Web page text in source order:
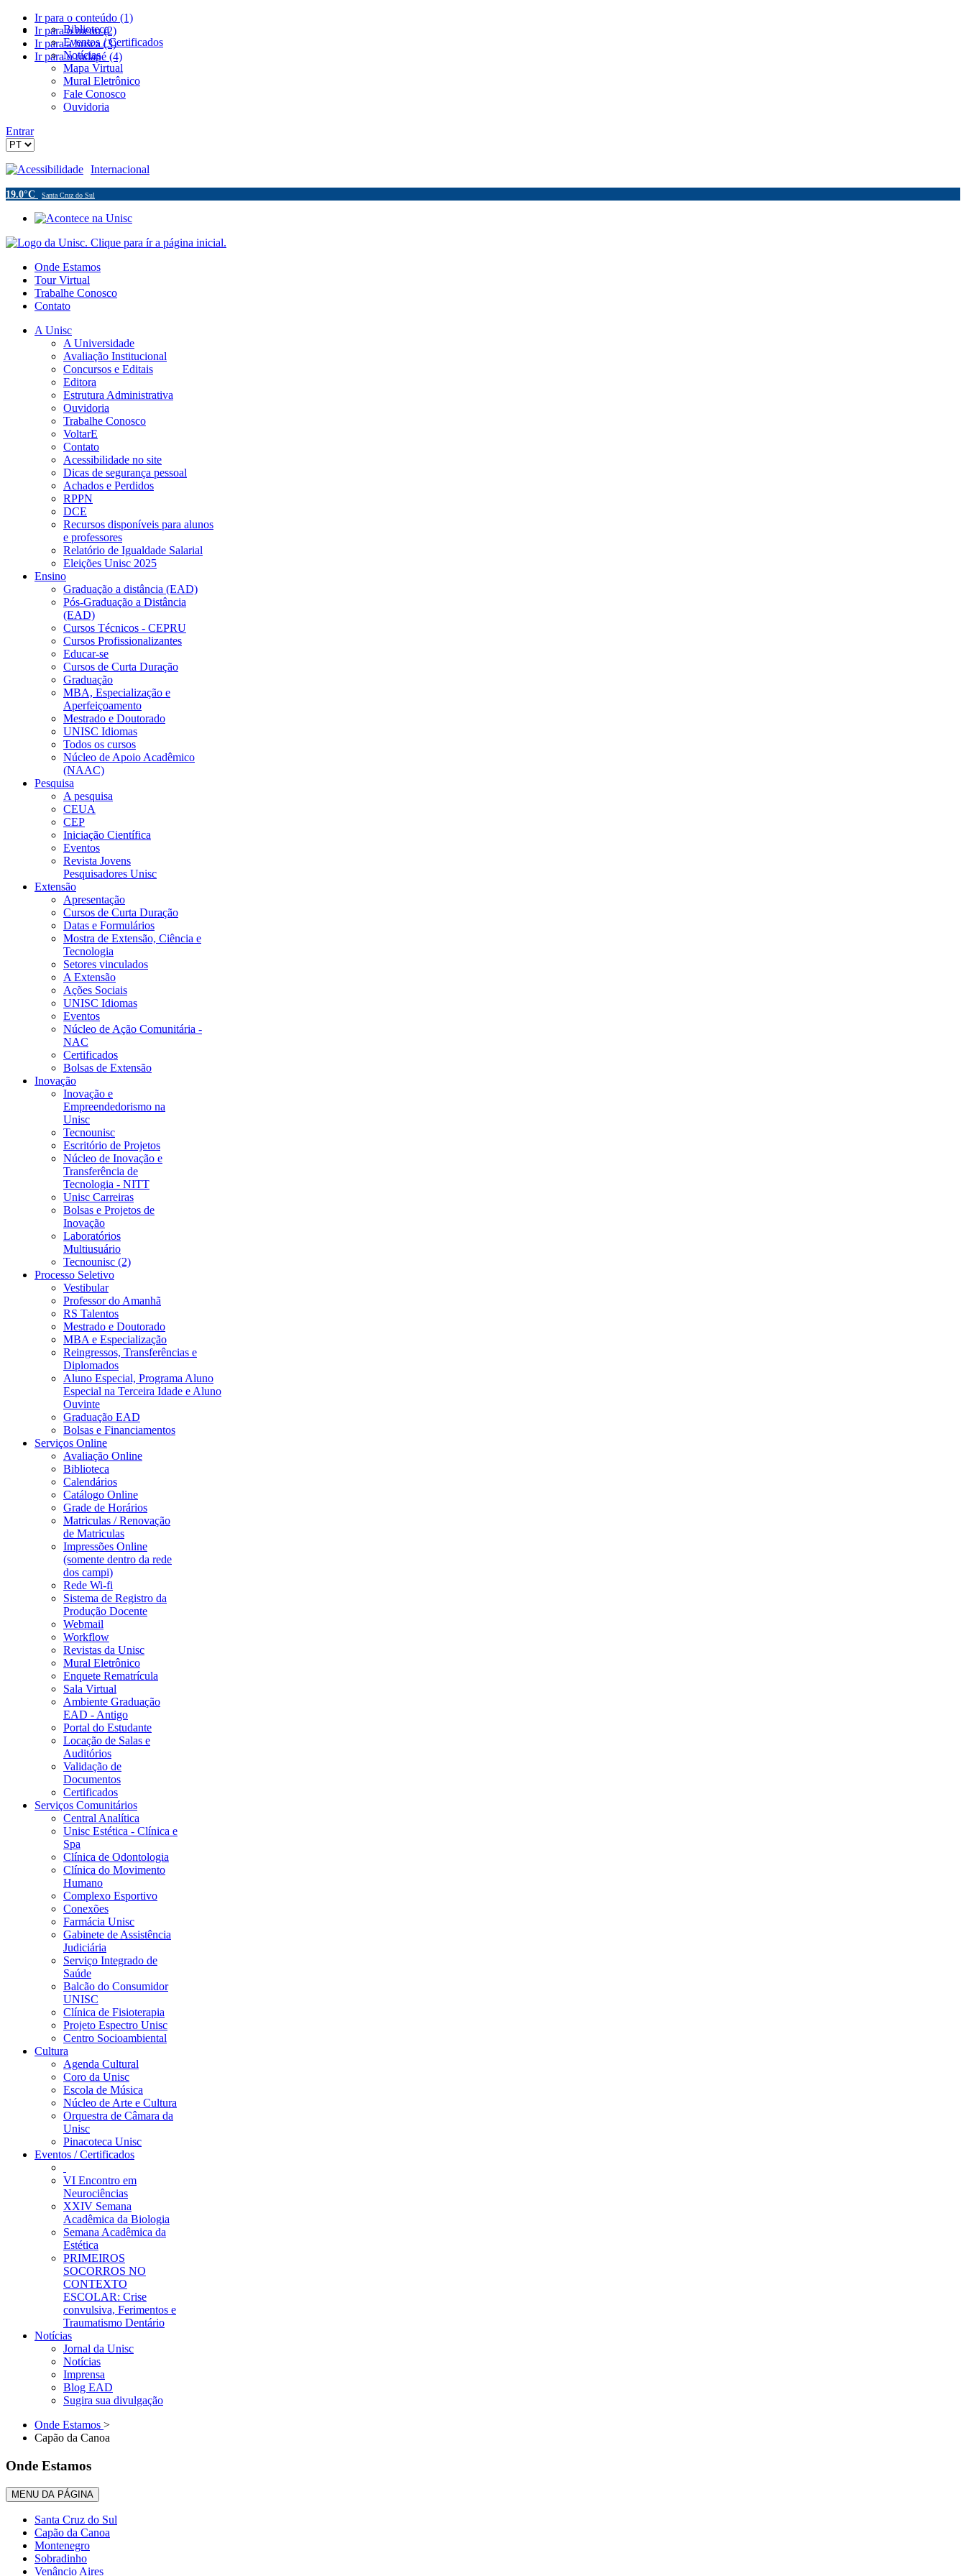
Ir para o conteúdo (1)
Ir para o menu (2)
Ir para a busca (3)
Ir para o rodapé (4)
Biblioteca
Eventos / Certificados
Notícias
Mapa Virtual
Mural Eletrônico
Fale Conosco
Ouvidoria
Entrar
Acessibilidade Internacional
19.0°C Santa Cruz do Sul
Onde Estamos
Tour Virtual
Trabalhe Conosco
Contato
A Unisc
A Universidade
Avaliação Institucional
Concursos e Editais
Editora
Estrutura Administrativa
Ouvidoria
Trabalhe Conosco
VoltarE
Contato
Acessibilidade no site
Dicas de segurança pessoal
Achados e Perdidos
RPPN
DCE
Recursos disponíveis para alunos
e professores
Relatório de Igualdade Salarial
Eleições Unisc 2025
Ensino
Graduação a distância (EAD)
Pós-Graduação a Distância
(EAD)
Cursos Técnicos - CEPRU
Cursos Profissionalizantes
Educar-se
Cursos de Curta Duração
Graduação
MBA, Especialização e
Aperfeiçoamento
Mestrado e Doutorado
UNISC Idiomas
Todos os cursos
Núcleo de Apoio Acadêmico
(NAAC)
Pesquisa
A pesquisa
CEUA
CEP
Iniciação Científica
Eventos
Revista Jovens
Pesquisadores Unisc
Extensão
Apresentação
Cursos de Curta Duração
Datas e Formulários
Mostra de Extensão, Ciência e
Tecnologia
Setores vinculados
A Extensão
Ações Sociais
UNISC Idiomas
Eventos
Núcleo de Ação Comunitária -
NAC
Certificados
Bolsas de Extensão
Inovação
Inovação e
Empreendedorismo na
Unisc
Tecnounisc
Escritório de Projetos
Núcleo de Inovação e
Transferência de
Tecnologia - NITT
Unisc Carreiras
Bolsas e Projetos de
Inovação
Laboratórios
Multiusuário
Tecnounisc (2)
Processo Seletivo
Vestibular
Professor do Amanhã
RS Talentos
Mestrado e Doutorado
MBA e Especialização
Reingressos, Transferências e
Diplomados
Aluno Especial, Programa Aluno
Especial na Terceira Idade e Aluno
Ouvinte
Graduação EAD
Bolsas e Financiamentos
Serviços Online
Avaliação Online
Biblioteca
Calendários
Catálogo Online
Grade de Horários
Matriculas / Renovação
de Matriculas
Impressões Online
(somente dentro da rede
dos campi)
Rede Wi-fi
Sistema de Registro da
Produção Docente
Webmail
Workflow
Revistas da Unisc
Mural Eletrônico
Enquete Rematrícula
Sala Virtual
Ambiente Graduação
EAD - Antigo
Portal do Estudante
Locação de Salas e
Auditórios
Validação de
Documentos
Certificados
Serviços Comunitários
Central Analítica
Unisc Estética - Clínica e
Spa
Clínica de Odontologia
Clínica do Movimento
Humano
Complexo Esportivo
Conexões
Farmácia Unisc
Gabinete de Assistência
Judiciária
Serviço Integrado de
Saúde
Balcão do Consumidor
UNISC
Clínica de Fisioterapia
Projeto Espectro Unisc
Centro Socioambiental
Cultura
Agenda Cultural
Coro da Unisc
Escola de Música
Núcleo de Arte e Cultura
Orquestra de Câmara da
Unisc
Pinacoteca Unisc
Eventos / Certificados
VI Encontro em
Neurociências
XXIV Semana
Acadêmica da Biologia
Semana Acadêmica da
Estética
PRIMEIROS
SOCORROS NO
CONTEXTO
ESCOLAR: Crise
convulsiva, Ferimentos e
Traumatismo Dentário
Notícias
Jornal da Unisc
Notícias
Imprensa
Blog EAD
Sugira sua divulgação
Onde Estamos >
Capão da Canoa
Onde Estamos
MENU DA PÁGINA
Santa Cruz do Sul
Capão da Canoa
Montenegro
Sobradinho
Venâncio Aires